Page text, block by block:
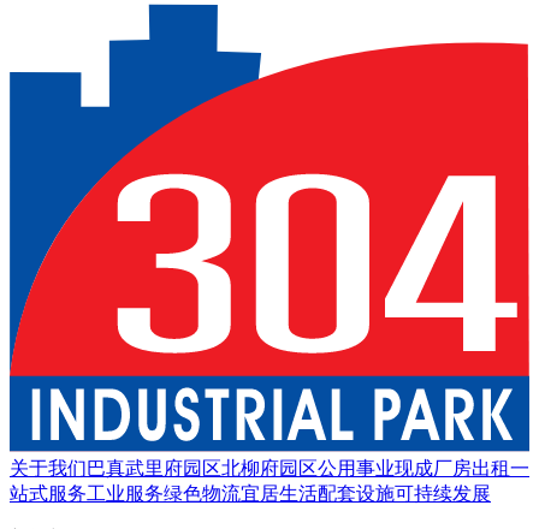
关于我们巴真武里府园区北柳府园区公用事业现成厂房出租一
站式服务工业服务绿色物流宜居生活配套设施可持续发展